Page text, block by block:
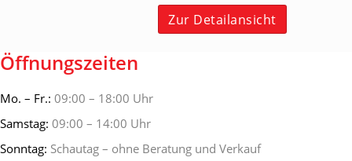
Zur Detailansicht
Öffnungszeiten
Mo. – Fr.: 09:00 – 18:00 Uhr
Samstag: 09:00 – 14:00 Uhr
Sonntag: Schautag – ohne Beratung und Verkauf